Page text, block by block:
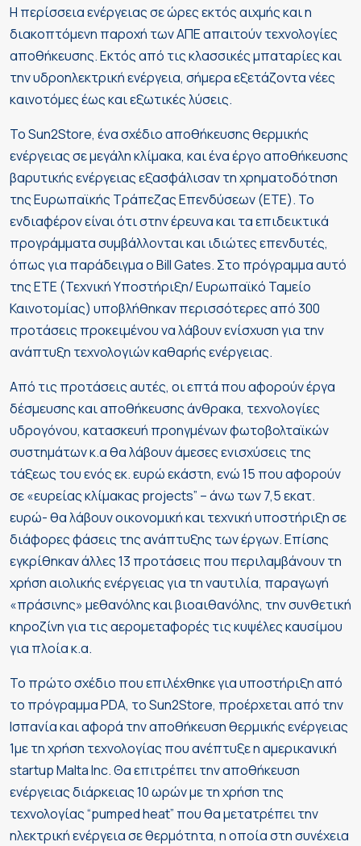
H περίσσεια ενέργειας σε ώρες εκτός αιχμής και η
διακοπτόμενη παροχή των AΠΕ απαιτούν τεχνολογίες
αποθήκευσης. Εκτός από τις κλασσικές μπαταρίες και
την υδροηλεκτρική ενέργεια, σήμερα εξετάζοντα νέες
καινοτόμες έως και εξωτικές λύσεις.
Το Sun2Store, ένα σχέδιο αποθήκευσης θερμικής
ενέργειας σε μεγάλη κλίμακα, και ένα έργο αποθήκευσης
βαρυτικής ενέργειας εξασφάλισαν τη χρηματοδότηση
της Ευρωπαϊκής Τράπεζας Επενδύσεων (ΕΤΕ). Το
ενδιαφέρον είναι ότι στην έρευνα και τα επιδεικτικά
προγράμματα συμβάλλονται και ιδιώτες επενδυτές,
όπως για παράδειγμα ο Bill Gates. Στο πρόγραμμα αυτό
της ΕΤΕ (Τεχνική Υποστήριξη/ Ευρωπαϊκό Ταμείο
Καινοτομίας) υποβλήθηκαν περισσότερες από 300
προτάσεις προκειμένου να λάβουν ενίσχυση για την
ανάπτυξη τεχνολογιών καθαρής ενέργειας.
Από τις προτάσεις αυτές, οι επτά που αφορούν έργα
δέσμευσης και αποθήκευσης άνθρακα, τεχνολογίες
υδρογόνου, κατασκευή προηγμένων φωτοβολταϊκών
συστημάτων κ.α θα λάβουν άμεσες ενισχύσεις της
τάξεως του ενός εκ. ευρώ εκάστη, ενώ 15 που αφορούν
σε «ευρείας κλίμακας projects” – άνω των 7,5 εκατ.
ευρώ- θα λάβουν οικονομική και τεχνική υποστήριξη σε
διάφορες φάσεις της ανάπτυξης των έργων. Επίσης
εγκρίθηκαν άλλες 13 προτάσεις που περιλαμβάνουν τη
χρήση αιολικής ενέργειας για τη ναυτιλία, παραγωγή
«πράσινης» μεθανόλης και βιοαιθανόλης, την συνθετική
κηροζίνη για τις αερομεταφορές τις κυψέλες καυσίμου
για πλοία κ.α.
Το πρώτο σχέδιο που επιλέχθηκε για υποστήριξη από
το πρόγραμμα PDA, το Sun2Store, προέρχεται από την
Ισπανία και αφορά την αποθήκευση θερμικής ενέργειας
1με τη χρήση τεχνολογίας που ανέπτυξε η αμερικανική
startup Malta Inc. Θα επιτρέπει την αποθήκευση
ενέργειας διάρκειας 10 ωρών με τη χρήση της
τεχνολογίας “pumped heat” που θα μετατρέπει την
ηλεκτρική ενέργεια σε θερμότητα, η οποία στη συνέχεια